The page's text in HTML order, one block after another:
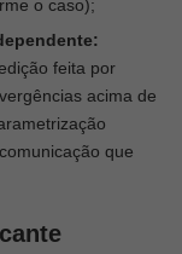
o caso);
feita por
acima de
que